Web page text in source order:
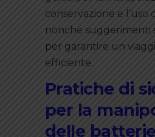
conservazione e l’uso
nonché suggerimenti
per garantire un
efficiente.
Pratiche di
per la
delle